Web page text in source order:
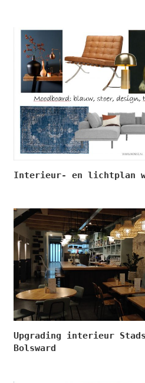
Interieur- en lichtplan
Upgrading interieur
Bolsward